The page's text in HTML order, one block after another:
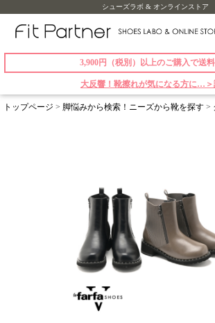
シューズラボ & オンラインストア
3,900円（税別）以上のご購入で送
大反響！靴擦れが気になる方に…＞
トップページ > 脚悩みから検索！ニーズから靴を探す >